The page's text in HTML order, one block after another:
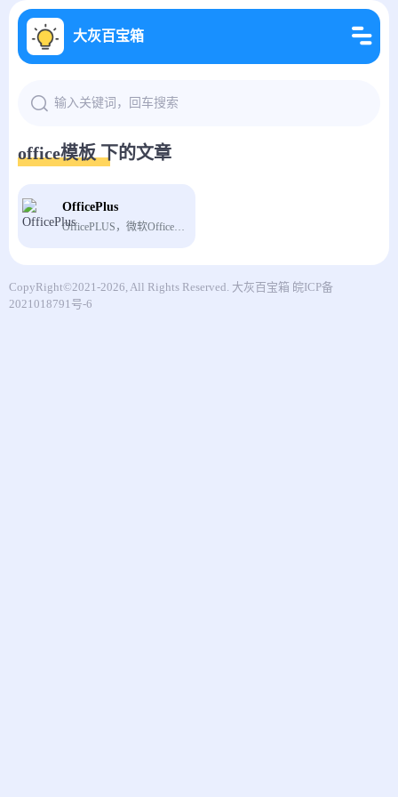
大灰百宝箱
office模板 下的文章
OfficePlus
OfficePLUS，微软Office官方在线模板网站，为您提供各类精品PPT模板、PPT实用模块、Word求职简历、Excel图表、图片素材等资源，成为您职场和生活的加油站！
CopyRight©2021-2026, All Rights Reserved. 大灰百宝箱 皖ICP备
2021018791号-6